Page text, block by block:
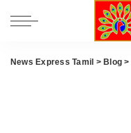
News Express Tamil > Blog >